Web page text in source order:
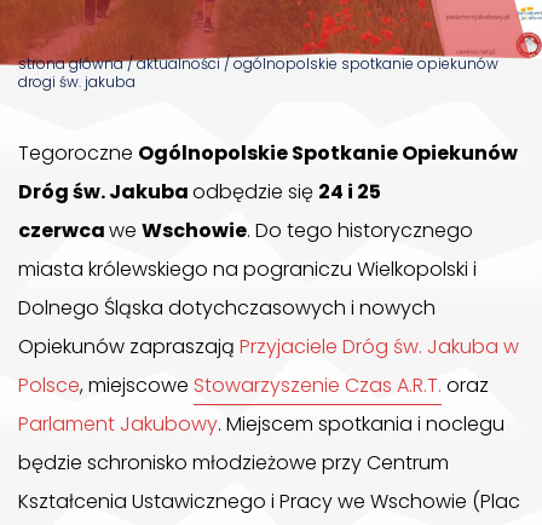
EDD
Kontakt
strona główna/aktualności/ogólnopolskie spotkanie opiekunów
drogi św. jakuba
Tegoroczne Ogólnopolskie Spotkanie Opiekunów
Dróg św. Jakubaodbędzie się 24 i 25
czerwcawe Wschowie. Do tego historycznego
miasta królewskiego na pograniczu Wielkopolski i
Dolnego Śląska dotychczasowych i nowych
Opiekunów zapraszają Przyjaciele Dróg św. Jakuba w
Polsce, miejscowe Stowarzyszenie Czas A.R.T. oraz
Parlament Jakubowy. Miejscem spotkania i noclegu
będzie schronisko młodzieżowe przy Centrum
Kształcenia Ustawicznego i Pracy we Wschowie (Plac